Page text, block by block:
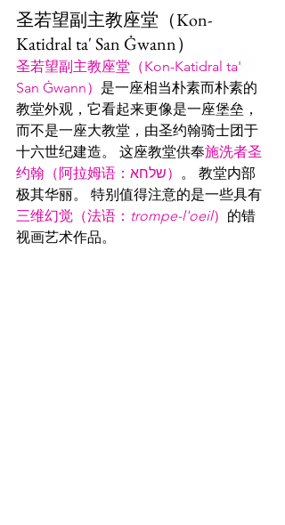
圣若望副主教座堂（Kon-
Katidral ta' San Ġwann）
圣若望副主教座堂（Kon-Katidral ta'
San Ġwann） 是一座相当朴素而朴素的
教堂外观，它看起来更像是一座堡垒，
而不是一座大教堂，由圣约翰骑士团于
十六世纪建造。 这座教堂供奉施洗者圣
约翰（阿拉姆语：שלחא‎） 。 教堂内部
极其华丽。 特别值得注意的是一些具有
三维幻觉（法语： trompe-l'oeil） 的错
视画艺术作品。